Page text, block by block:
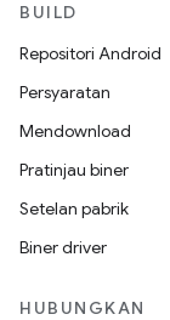
BUILD
Repositori Android
Persyaratan
Mendownload
Pratinjau biner
Setelan pabrik
Biner driver
HUBUNGKAN